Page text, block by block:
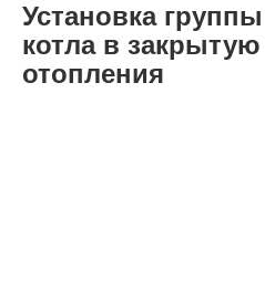
Установка
котла в
отопления